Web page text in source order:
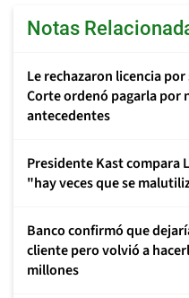
Notas
Le rechazaron licencia
Corte ordenó pagarla por
antecedentes
Presidente Kast compara
"hay veces que se
Banco confirmó que
cliente pero volvió a
millones